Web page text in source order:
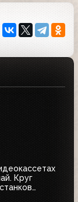
Круг